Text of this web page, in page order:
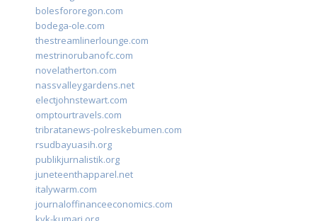
bolesfororegon.com
bodega-ole.com
thestreamlinerlounge.com
mestrinorubanofc.com
novelatherton.com
nassvalleygardens.net
electjohnstewart.com
omptourtravels.com
tribratanews-polreskebumen.com
rsudbayuasih.org
publikjurnalistik.org
juneteenthapparel.net
italywarm.com
journaloffinanceeconomics.com